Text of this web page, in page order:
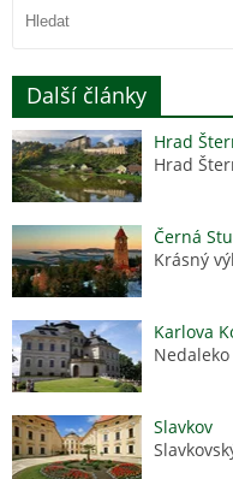
Další články
Hrad
Hrad
Černá
Krásný
Karlova
Slavkov